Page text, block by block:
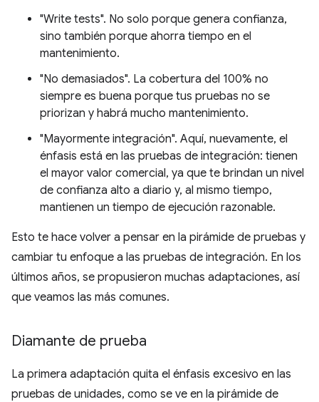
"Write tests". No solo porque genera confianza,
sino también porque ahorra tiempo en el
mantenimiento.
"No demasiados". La cobertura del 100% no
siempre es buena porque tus pruebas no se
priorizan y habrá mucho mantenimiento.
"Mayormente integración". Aquí, nuevamente, el
énfasis está en las pruebas de integración: tienen
el mayor valor comercial, ya que te brindan un nivel
de confianza alto a diario y, al mismo tiempo,
mantienen un tiempo de ejecución razonable.
Esto te hace volver a pensar en la pirámide de pruebas y
cambiar tu enfoque a las pruebas de integración. En los
últimos años, se propusieron muchas adaptaciones, así
que veamos las más comunes.
Diamante de prueba
La primera adaptación quita el énfasis excesivo en las
pruebas de unidades, como se ve en la pirámide de